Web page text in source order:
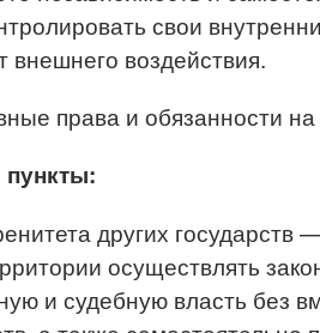
свои
воздействия.
права и обязанности
других государств
осуществлять
и судебную власть без